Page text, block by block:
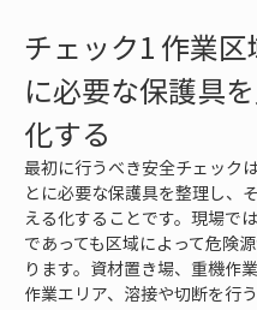
チェック1 作業区
に必要な保護具
化する
最初に行うべき安全チェック
とに必要な保護具を整理し、
える化することです。現場で
であっても区域によって危険
ります。資材置き場、重機作
作業エリア、溶接や切断を行